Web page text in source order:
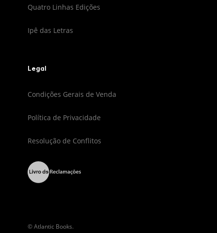
Quatro Linhas Edições
Ipê das Letras
Legal
Condições Gerais de Venda
Política de Privacidade
Resolução de Conflitos
© Atlantic Books.